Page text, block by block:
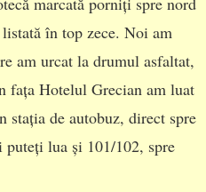
în top zece. Noi am
am urcat la drumul asfaltat,
fața Hotelul Grecian am luat
de autobuz, direct spre
lua și 101/102, spre